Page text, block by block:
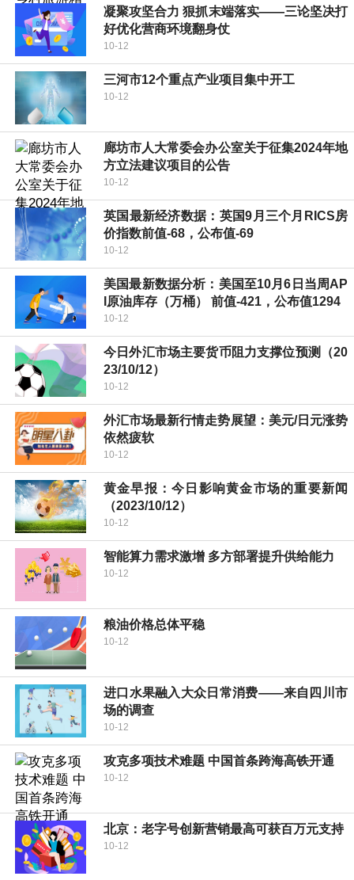
凝聚攻坚合力 狠抓末端落实——三论坚决打
好优化营商环境翻身仗
10-12
三河市12个重点产业项目集中开工
10-12
廊坊市人大常委会办公室关于征集2024年地
方立法建议项目的公告
10-12
英国最新经济数据：英国9月三个月RICS房
价指数前值-68，公布值-69
10-12
美国最新数据分析：美国至10月6日当周AP
I原油库存（万桶） 前值-421，公布值1294
10-12
今日外汇市场主要货币阻力支撑位预测（20
23/10/12）
10-12
外汇市场最新行情走势展望：美元/日元涨势
依然疲软
10-12
黄金早报：今日影响黄金市场的重要新闻
（2023/10/12）
10-12
智能算力需求激增 多方部署提升供给能力
10-12
粮油价格总体平稳
10-12
进口水果融入大众日常消费——来自四川市
场的调查
10-12
攻克多项技术难题 中国首条跨海高铁开通
10-12
北京：老字号创新营销最高可获百万元支持
10-12